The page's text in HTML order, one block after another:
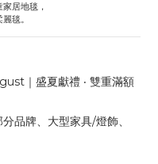
居地毯，
毯。
｜盛夏獻禮 ‧ 雙重滿額
品牌、大型家具/燈飾、